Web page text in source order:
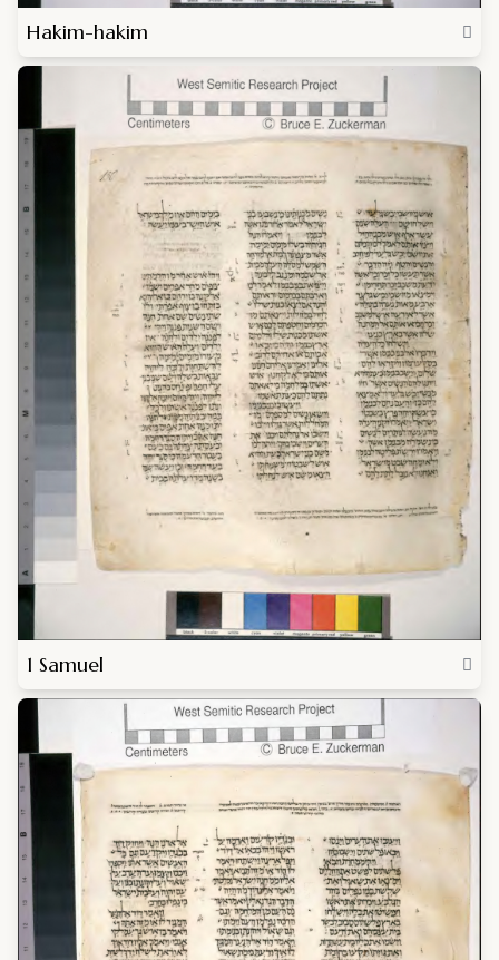
Hakim-hakim
1 Samuel